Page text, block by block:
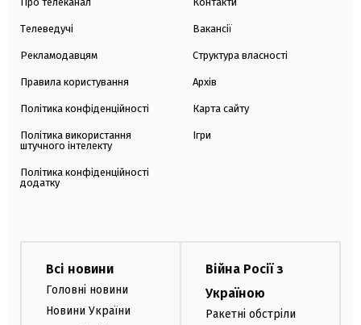
Телеведучі
Рекламодавцям
Правила користування
Політика конфіденційності
Політика використання
штучного інтелекту
Політика конфіденційності
додатку
Вакансії
Структура власності
Архів
Карта сайту
Ігри
Всі новини
Головні новини
Новини України
Війна Росії з
Україною
Ракетні обстріли